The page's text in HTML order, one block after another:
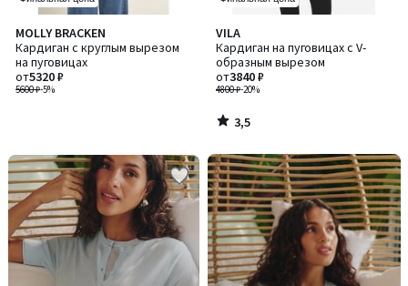
MOLLY BRACKEN
Кардиган с круглым вырезом
на пуговицах
5600 ₽-5%
от5320 ₽
VILA
Кардиган на пуговицах с V-
образным вырезом
4800 ₽-20%
от3840 ₽
3,5
/ 5
3,5
/